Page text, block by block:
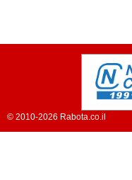
© 2010-2026 Rabota.co.il